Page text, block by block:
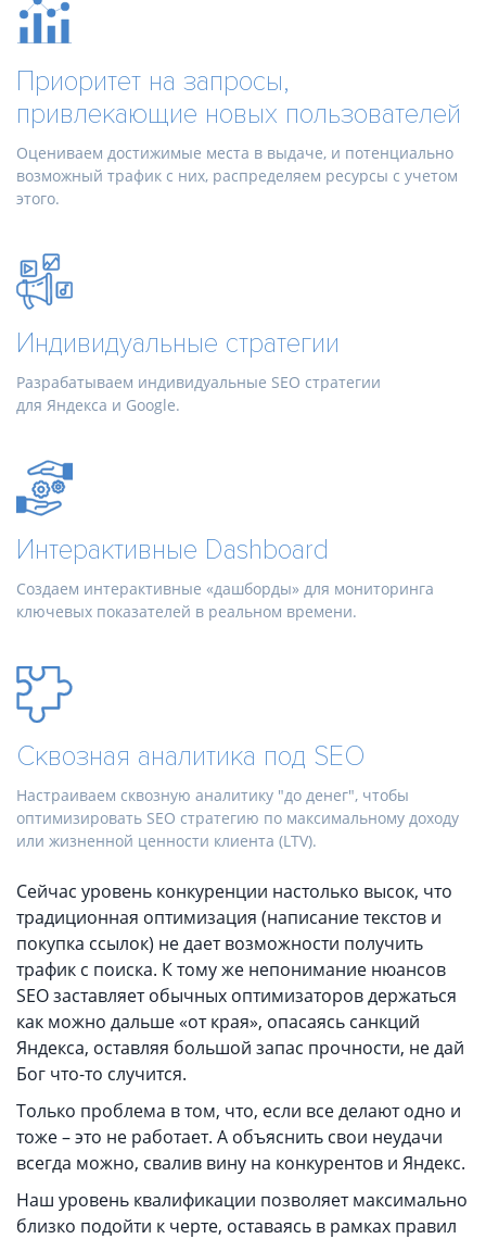
Приоритет на запросы,
привлекающие новых пользователей
Оцениваем достижимые места в выдаче, и потенциально
возможный трафик с них, распределяем ресурсы с учетом
этого.
Индивидуальные стратегии
Разрабатываем индивидуальные SEO стратегии
для Яндекса и Google.
Интерактивные Dashboard
Создаем интерактивные «дашборды» для мониторинга
ключевых показателей в реальном времени.
Сквозная аналитика под SEO
Настраиваем сквозную аналитику "до денег", чтобы
оптимизировать SEO стратегию по максимальному доходу
или жизненной ценности клиента (LTV).
Сейчас уровень конкуренции настолько высок, что
традиционная оптимизация (написание текстов и
покупка ссылок) не дает возможности получить
трафик с поиска. К тому же непонимание нюансов
SEO заставляет обычных оптимизаторов держаться
как можно дальше «от края», опасаясь санкций
Яндекса, оставляя большой запас прочности, не дай
Бог что-то случится.
Только проблема в том, что, если все делают одно и
тоже – это не работает. А объяснить свои неудачи
всегда можно, свалив вину на конкурентов и Яндекс.
Наш уровень квалификации позволяет максимально
близко подойти к черте, оставаясь в рамках правил